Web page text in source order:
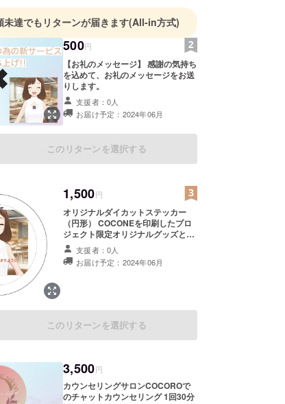
未達でもリターンが届きます(All-in方式)
500円
【お礼のメッセージ】 感謝の気持ち
を込めて、お礼のメッセージをお送
りします。
支援者：0人
お届け予定：2024年06月
このリターンを選択する
1,500円
オリジナルダイカットステッカー
（円形） COCONEを印刷したプロ
ジェクト限定オリジナルグッズとな
ります。 ノートPCやスマホ、ボト
ルや楽器、お気に入りのアイテムを
オリジナルステッカーでカスタマイ
す。 上記の通り実用性を兼ね備えた
アイテムとなります。 ぜひ、
COCONEを推して頂けますと幸い
です。 ※画像については、イメージ
300円が含まれております。ご了承
頂けますと幸いです。
支援者：0人
お届け予定：2024年06月
このリターンを選択する
3,500円
カウンセリングサロンCOCOROで
のチャットカウンセリング 1回30分